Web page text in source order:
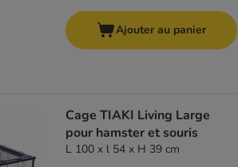
Ajouter au panier
Cage TIAKI Living Large
pour hamster et souris
L 100 x l 54 x H 39 cm